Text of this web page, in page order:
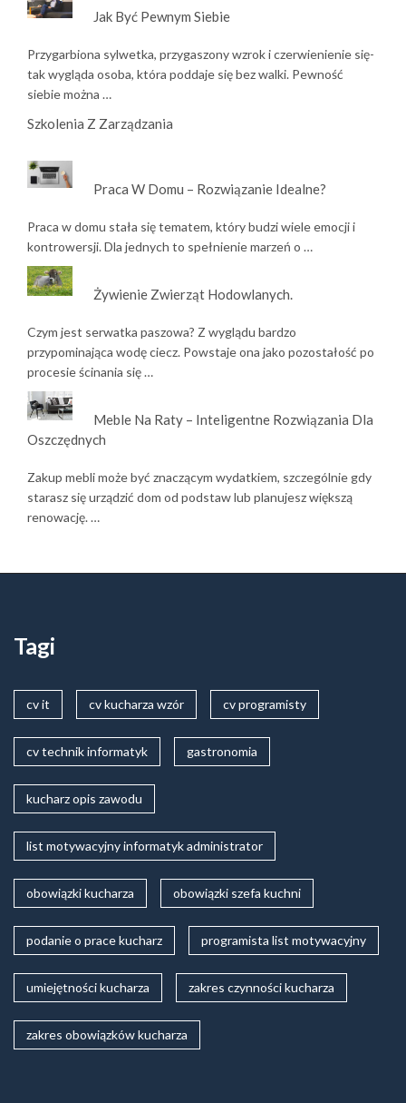
Jak Być Pewnym Siebie
Przygarbiona sylwetka, przygaszony wzrok i czerwienienie się-
tak wygląda osoba, która poddaje się bez walki. Pewność
siebie można …
Szkolenia Z Zarządzania
Praca W Domu – Rozwiązanie Idealne?
Praca w domu stała się tematem, który budzi wiele emocji i
kontrowersji. Dla jednych to spełnienie marzeń o …
Żywienie Zwierząt Hodowlanych.
Czym jest serwatka paszowa? Z wyglądu bardzo
przypominająca wodę ciecz. Powstaje ona jako pozostałość po
procesie ścinania się …
Meble Na Raty – Inteligentne Rozwiązania Dla
Oszczędnych
Zakup mebli może być znaczącym wydatkiem, szczególnie gdy
starasz się urządzić dom od podstaw lub planujesz większą
renowację. …
Tagi
cv it cv kucharza wzór cv programisty
cv technik informatyk gastronomia
kucharz opis zawodu
list motywacyjny informatyk administrator
obowiązki kucharza obowiązki szefa kuchni
podanie o prace kucharz programista list motywacyjny
umiejętności kucharza zakres czynności kucharza
zakres obowiązków kucharza